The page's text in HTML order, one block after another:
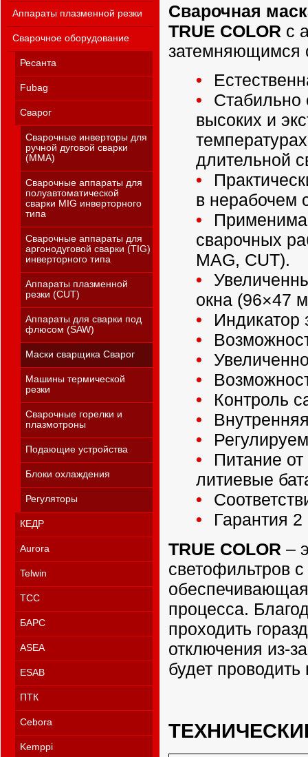
Аппараты плазменной резки
Сварочное оборудование
Ресанта
Fubag
Сварог
Сварочные инверторы для
ручной дуговой сварки
(MMA)
Сварочные аппараты для
полуавтоматической
сварки MIG инверторного
типа
Сварочные аппараты для
аргонодуговой сварки (TIG)
инверторного типа
Аппараты плазменной
резки (CUT)
Аппараты для сварки под
флюсом (SAW)
Маски сварщика Сварог
Машины термической
резки
Сварочные горелки и
плазмотроны
Подающие устройства
Блоки охлаждения
Регуляторы
КЕДР
Aurora
Telwin
ТСС
БАРС
ASEA
ESAB
ПТК
Cebora
Kemppi
Сварочная
TRUE COLOR с
затемняющимся
Стабильно
высоких и
длительной
в нерабочем
сварочных
MAG, CUT).
окна (96×47
Индикатор
Контроль
Питание
литиевые
Гарантия 2
TRUE COLOR –
светофильтров
процесса.
проходить
отключения из-
будет